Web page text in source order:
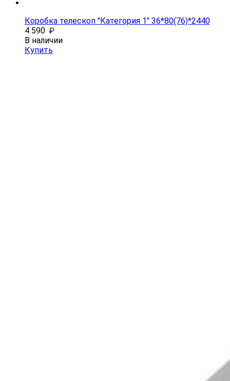
Коробка телескоп "Категория 1" 36*80(76)*2440
4 590 ₽
В наличии
Купить